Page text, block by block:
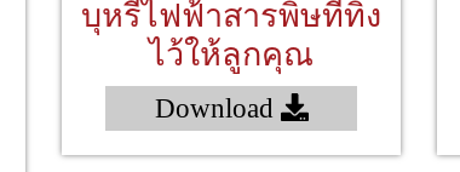
บุหรี่ไฟฟ้าสารพิษที่ทิ้ง
ไว้ให้ลูกคุณ
Download